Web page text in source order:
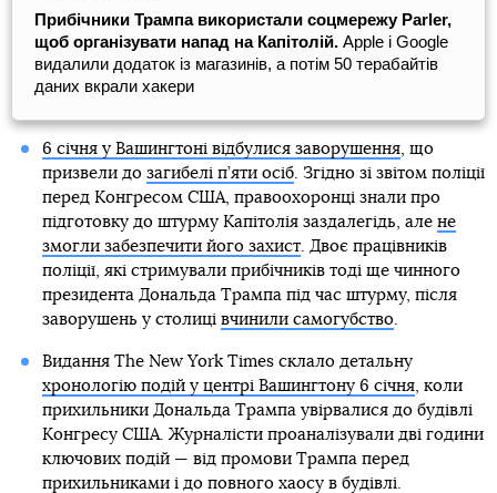
Прибічники Трампа використали соцмережу Parler,
щоб організувати напад на Капітолій. Apple і Google
видалили додаток із магазинів, а потім 50 терабайтів
даних вкрали хакери
6 січня у Вашингтоні відбулися заворушення, що
призвели до загибелі п’яти осіб. Згідно зі звітом поліції
перед Конгресом США, правоохоронці знали про
підготовку до штурму Капітолія заздалегідь, але не
змогли забезпечити його захист. Двоє працівників
поліції, які стримували прибічників тоді ще чинного
президента Дональда Трампа під час штурму, після
заворушень у столиці вчинили самогубство.
Видання The New York Times склало детальну
хронологію подій у центрі Вашингтону 6 січня, коли
прихильники Дональда Трампа увірвалися до будівлі
Конгресу США. Журналісти проаналізували дві години
ключових подій — від промови Трампа перед
прихильниками і до повного хаосу в будівлі.